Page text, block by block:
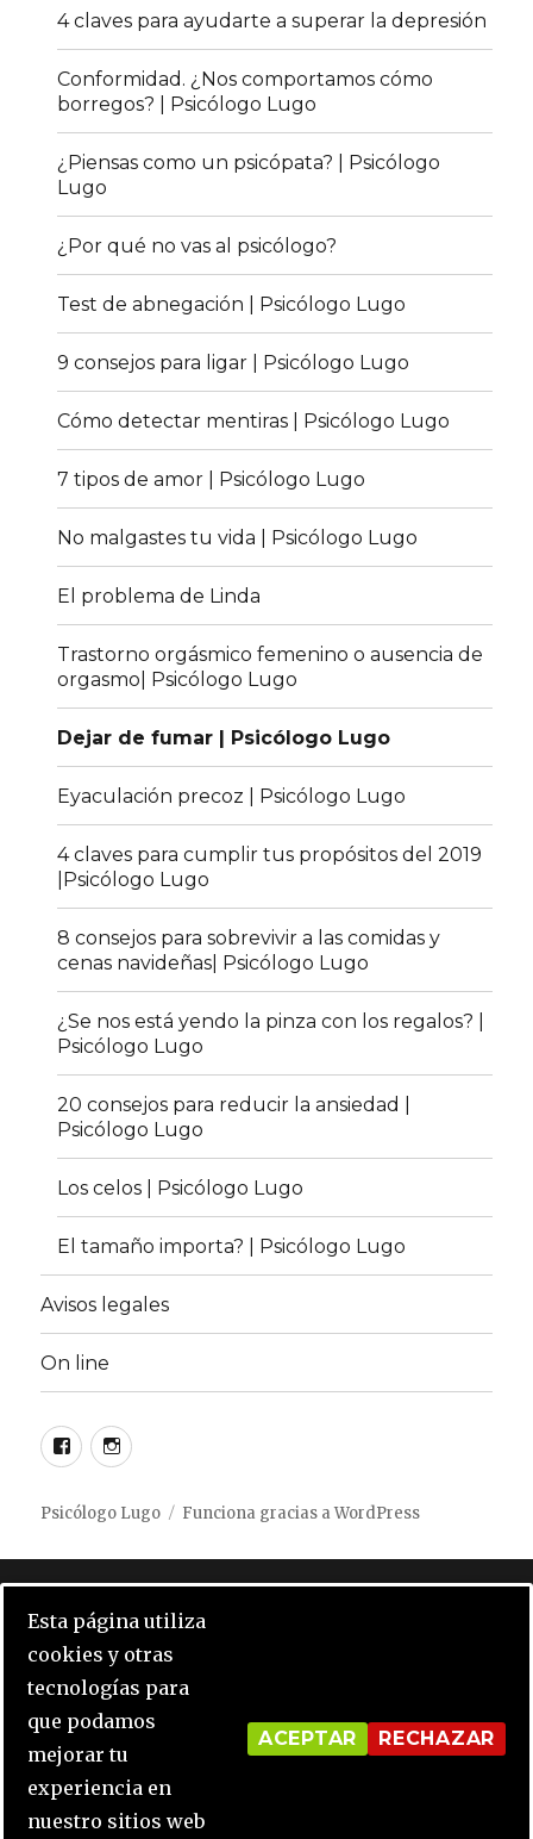
4 claves para ayudarte a superar la depresión
Conformidad. ¿Nos comportamos cómo
borregos? | Psicólogo Lugo
¿Piensas como un psicópata? | Psicólogo
Lugo
¿Por qué no vas al psicólogo?
Test de abnegación | Psicólogo Lugo
9 consejos para ligar | Psicólogo Lugo
Cómo detectar mentiras | Psicólogo Lugo
7 tipos de amor | Psicólogo Lugo
No malgastes tu vida | Psicólogo Lugo
El problema de Linda
Trastorno orgásmico femenino o ausencia de
orgasmo| Psicólogo Lugo
Dejar de fumar | Psicólogo Lugo
Eyaculación precoz | Psicólogo Lugo
4 claves para cumplir tus propósitos del 2019
|Psicólogo Lugo
8 consejos para sobrevivir a las comidas y
cenas navideñas| Psicólogo Lugo
¿Se nos está yendo la pinza con los regalos? |
Psicólogo Lugo
20 consejos para reducir la ansiedad |
Psicólogo Lugo
Los celos | Psicólogo Lugo
El tamaño importa? | Psicólogo Lugo
Avisos legales
On line
Facebookinstagram
Psicólogo Lugo Funciona gracias a WordPress
Notice
: Undefined index: opcion_cookie in
/home/psicol31/public_html/wp-
content/plugins/click-datos-lopd/public/class-
cdlopd-public.php
: Undefined variable: input_porcentaje in
/home/psicol31/public_html/wp-
Esta página utiliza
cookies y otras
tecnologías para
que podamos
mejorar tu
experiencia en
nuestro sitios web
ACEPTAR RECHAZAR